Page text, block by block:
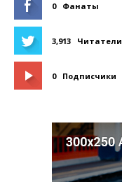
0 Фанаты
3,913 Читатели
0 Подписчики